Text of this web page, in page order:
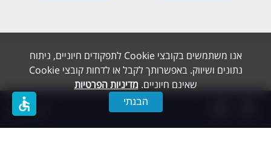
אנו משתמשים בקובצי Cookie לתפקודים חיוניים, ניתוח
נתונים ושיווק. באפשרותך לקבל או לדחות קובצי Cookie
שאינם חיוניים. מדיניות הפרטיות
הבנתי accessible